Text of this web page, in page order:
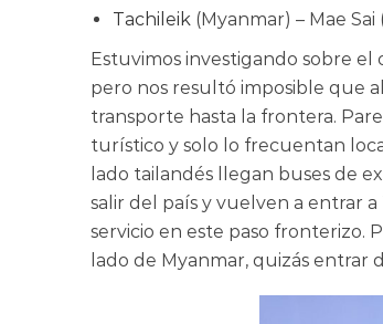
Tachileik (Myanmar) – Mae Sai
Estuvimos investigando sobre el
pero nos resultó imposible que
transporte hasta la frontera.
turístico y solo lo frecuentan
lado tailandés llegan buses de
salir del país y vuelven a entrar
servicio en este paso fronterizo.
lado de Myanmar, quizás entrar